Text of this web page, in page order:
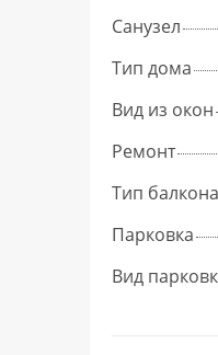
Cанузел
Тип дома
Вид из окон
Ремонт
Тип балкона
Парковка
Вид